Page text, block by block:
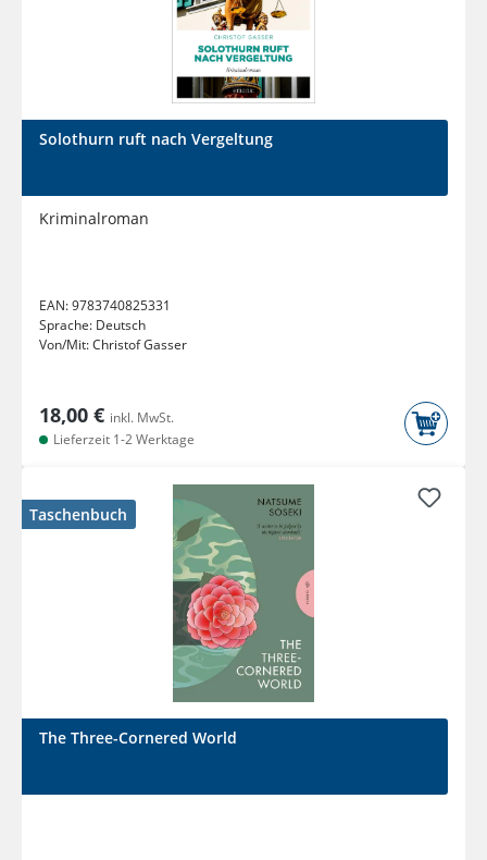
Solothurn ruft nach Vergeltung
Kriminalroman
EAN:9783740825331
Sprache: Deutsch
Von/Mit:Christof Gasser
18,00 € inkl. MwSt.
Lieferzeit 1-2 Werktage
Taschenbuch
The Three-Cornered World